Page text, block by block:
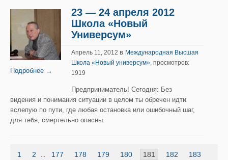
Подробнее →
23 — 24 апреля 2012
Школа «Новый
Универсум»
Апрель 11, 2012 в Международная Высшая
Школа «Новый универсум» , просмотров:
1919
Предприниматель! Сегодня: Без
видения и понимания ситуации в целом ты обречен идти
вслепую по пути, где любая остановка или ошибочный шаг,
для тебя, смертельно опасны.
1 2 177 178 179 180 181 182
183